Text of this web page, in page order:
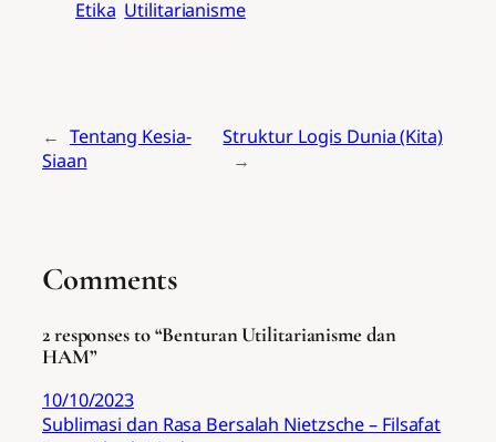
Etika Utilitarianisme
← Tentang Kesia-
Siaan
Struktur Logis Dunia (Kita)
→
Comments
2 responses to “Benturan Utilitarianisme dan
HAM”
10/10/2023
Sublimasi dan Rasa Bersalah Nietzsche – Filsafat